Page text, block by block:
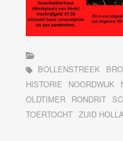
BOLLENSTREEK
HISTORIE
NOORDWIJK
OLDTIMER RONDRIT
TOERTOCHT ZUID